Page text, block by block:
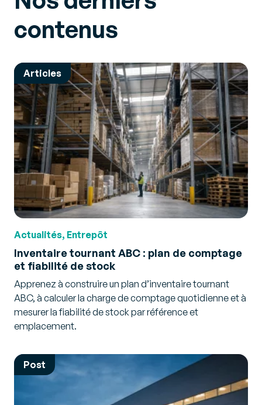
contenus
Articles
Actualités, Entrepôt
Inventaire tournant ABC : plan de comptage
et fiabilité de stock
Apprenez à construire un plan d’inventaire tournant
ABC, à calculer la charge de comptage quotidienne et à
mesurer la fiabilité de stock par référence et
emplacement.
Post